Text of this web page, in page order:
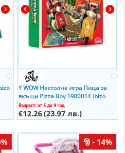
Y WOW Настолна игра Пица за
вкъщи Pizza Boy 1900014 Ibizo
Възраст: от 5 до 9 год.
€12.26 (23.97 лв.)
- 14%